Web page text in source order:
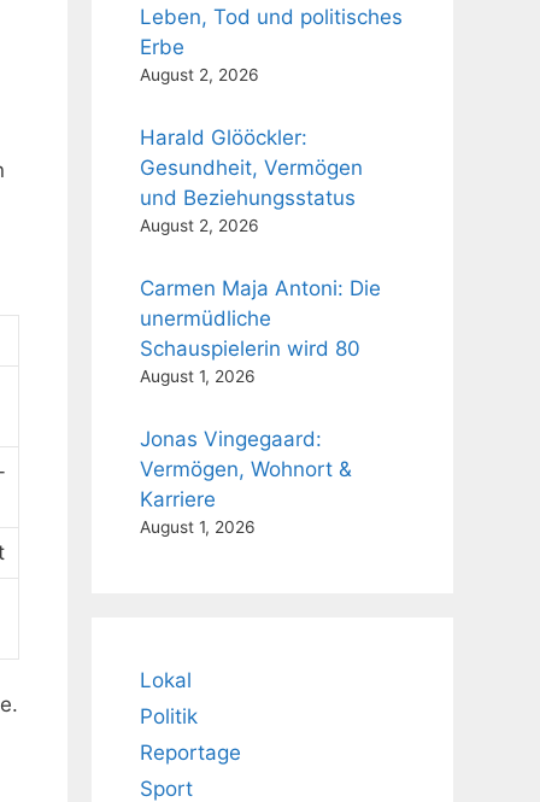
Leben, Tod und politisches
Erbe
August 2, 2026
Harald Glööckler:
Gesundheit, Vermögen
und Beziehungsstatus
August 2, 2026
Carmen Maja Antoni: Die
unermüdliche
Schauspielerin wird 80
August 1, 2026
Jonas Vingegaard:
Vermögen, Wohnort &
Karriere
August 1, 2026
Lokal
Politik
Reportage
Sport